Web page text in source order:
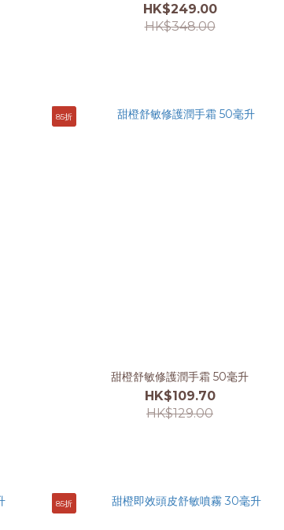
HK$249.00
HK$348.00
85折
甜橙舒敏修護潤手霜 50毫升
HK$109.70
HK$129.00
85折